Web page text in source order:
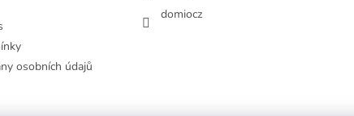
osobních údajů
domiocz